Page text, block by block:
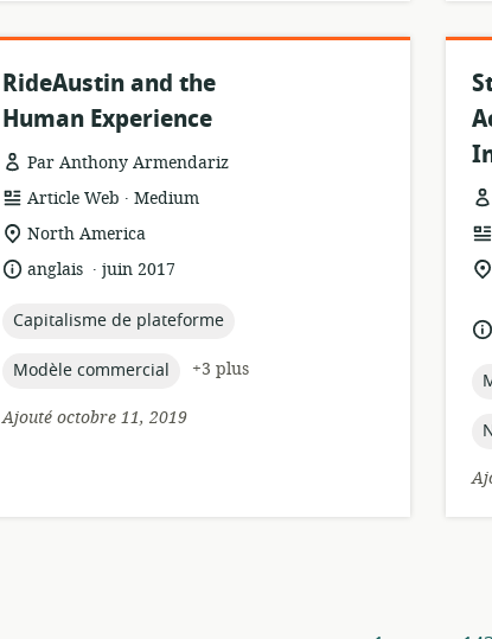
RideAustin and the
Human Experience
Par Anthony Armendariz
Format
de
ressource:
Article Web .
éditeur:
Medium
Lieu
pertinence:
North America
langue:
anglais .
date
publication:
juin 2017
topic:
Capitalisme de plateforme
topic:
Modèle commercial
+3 plus
Ajouté octobre 11, 2019